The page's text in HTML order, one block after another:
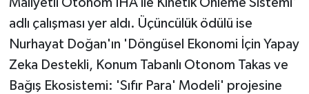
Maliyetli Otonom İHA ile Kinetik Önleme Sistemi'
adlı çalışması yer aldı. Üçüncülük ödülü ise
Nurhayat Doğan'ın 'Döngüsel Ekonomi İçin Yapay
Zeka Destekli, Konum Tabanlı Otonom Takas ve
Bağış Ekosistemi: 'Sıfır Para' Modeli' projesine